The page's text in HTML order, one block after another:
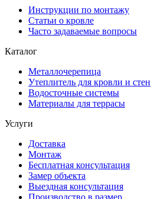
Инструкции по монтажу
Статьи о кровле
Часто задаваемые вопросы
Каталог
Металлочерепица
Утеплитель для кровли и стен
Водосточные системы
Материалы для террасы
Услуги
Доставка
Монтаж
Бесплатная консультация
Замер объекта
Выездная консультация